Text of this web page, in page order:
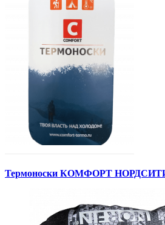
Термоноски КОМФОРТ НОРДСИТИ